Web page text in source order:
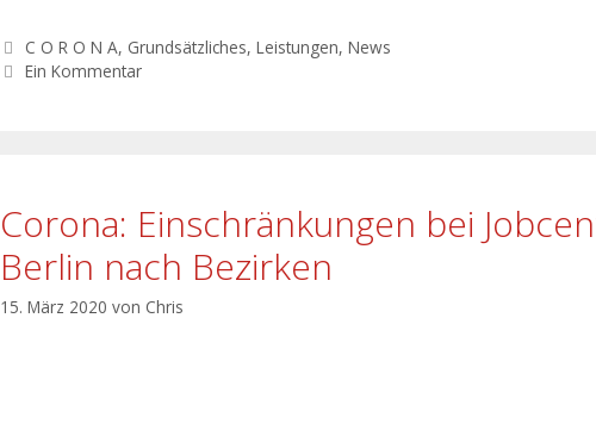
C O R O N A, Grundsätzliches,Leistungen,News
Ein Kommentar
Corona: Einschränkungen bei
Berlin nach Bezirken
15. März 2020 von Chris